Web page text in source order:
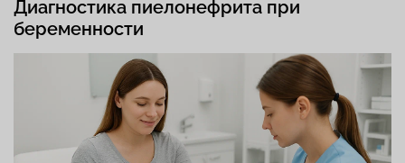
Диагностика пиелонефрита при
беременности